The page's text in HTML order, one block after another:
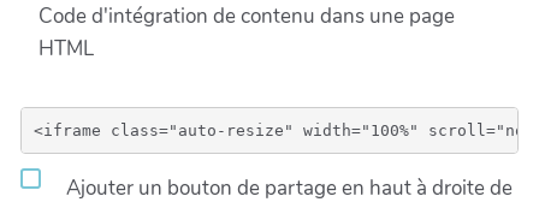
Code d'intégration de contenu dans une page
HTML
Ajouter un bouton de partage en haut à droite de